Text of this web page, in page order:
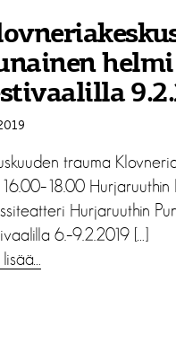
trauma
Hurjaruuthin
Hurjaruuthin
6.–9.2.2019 […]
lisää…